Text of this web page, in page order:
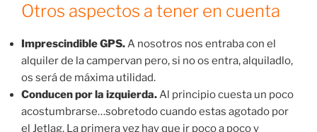
Otros aspectos a tener en cuenta
Imprescindible GPS.A nosotros nos entraba con el
alquiler de la campervan pero, si no os entra, alquiladlo,
os será de máxima utilidad.
Conducen por la izquierda.Al principio cuesta un poco
acostumbrarse…sobretodo cuando estas agotado por
el Jetlag. La primera vez hay que ir poco a poco y